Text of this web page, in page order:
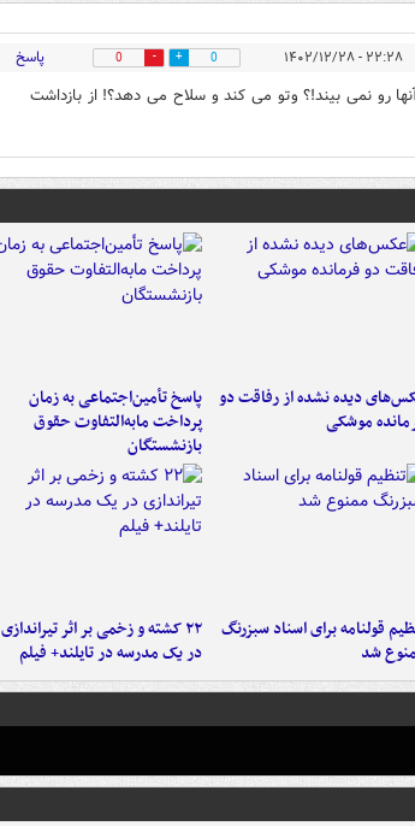
۲۲:۲۸ - ۱۴۰۲/۱۲/۲۸ 0
0 پاسخ
رو نمی بیند!؟ وتو می کند و سلاح می دهد؟! از بازداشت
دیده نشده از رفاقت دو
موشکی
پاسخ تأمین‌اجتماعی به زمان
پرداخت مابه‌التفاوت حقوق
بازنشستگان
قولنامه برای اسناد سبزرنگ
شد
۲۲ کشته و زخمی بر اثر تیراندازی
در یک مدرسه در تایلند+ فیلم